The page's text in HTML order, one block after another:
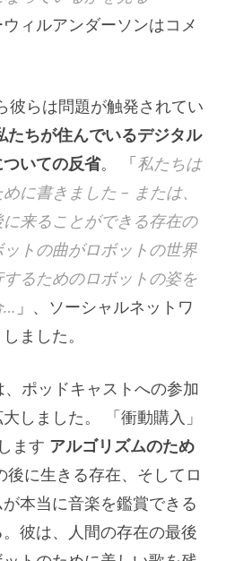
ィルアンダーソンはコメ
彼らは問題が触発されてい
たちが住んでいるデジタル
いての反省。 「私たちは
に書きました – または、
来ることができる存在の
トの曲がロボットの世界
るためのロボットの姿を
… 」、ソーシャルネットワ
ました。
ポッドキャストへの参加
しました。 「衝動購入」
ます アルゴリズムのため
後に生きる存在、そしてロ
本当に音楽を鑑賞できる
彼は、人間の存在の最後